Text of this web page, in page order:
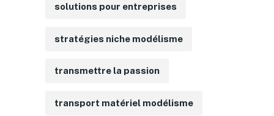
solutions pour entreprises
stratégies niche modélisme
transmettre la passion
transport matériel modélisme